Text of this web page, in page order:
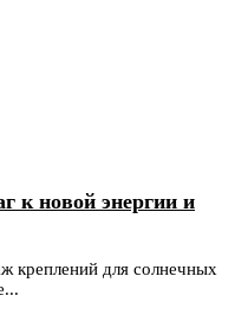
к новой энергии и
креплений для солнечных